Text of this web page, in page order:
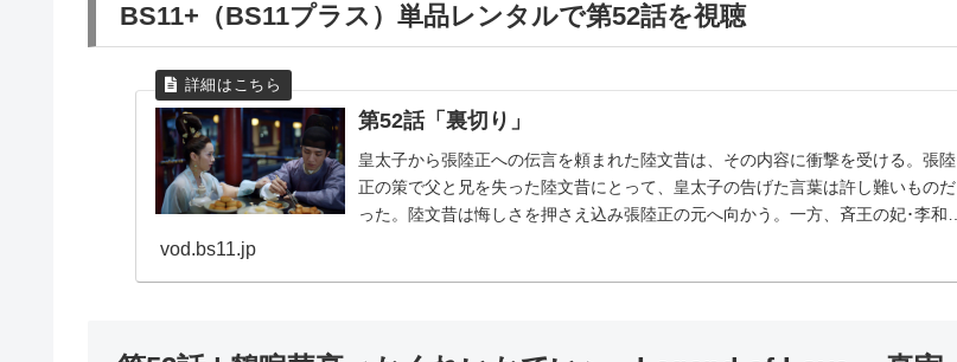
BS11+（BS11プラス）単品レンタルで第52話を視聴
第52話「裏切り」
皇太子から張陸正への伝言を頼まれた陸文昔は、その内容に衝撃を受ける。張陸
正の策で父と兄を失った陸文昔にとって、皇太子の告げた言葉は許し難いものだ
った。陸文昔は悔しさを押さえ込み張陸正の元へ向かう。一方、斉王の妃･李和綽
vod.bs11.jp